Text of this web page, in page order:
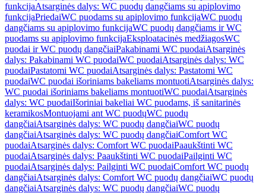
funkcijaAtsarginės dalys: WC puodų dangčiams su apiplovimo
funkcijaPriedaiWC puodams su apiplovimo funkcijaWC puodų
dangčiams su apiplovimo funkcijaWC puodų dangčiams ir WC
puodams su apiplovimo funkcijaEksploatacinės medžiagosWC
puodai ir WC puodų dangčiaiPakabinami WC puodaiAtsarginės
dalys: Pakabinami WC puodaiWC puodaiAtsarginės dalys: WC
puodaiPastatomi WC puodaiAtsarginės dalys: Pastatomi WC
puodaiWC puodai išoriniams bakeliams montuotiAtsarginės dalys:
WC puodai išoriniams bakeliams montuotiWC puodaiAtsarginės
dalys: WC puodaiIšoriniai bakeliai WC puodams, iš sanitarinės
keramikosMontuojami ant WC puodųWC puodų
dangčiaiAtsarginės dalys: WC puodų dangčiaiWC puodų
dangčiaiAtsarginės dalys: WC puodų dangčiaiComfort WC
puodaiAtsarginės dalys: Comfort WC puodaiPaaukštinti WC
puodaiAtsarginės dalys: Paaukštinti WC puodaiPailginti WC
puodaiAtsarginės dalys: Pailginti WC puodaiComfort WC puodų
dangčiaiAtsarginės dalys: Comfort WC puodų dangčiaiWC puodų
dangčiaiAtsarginės dalys: WC puodų dangčiaiWC puodų